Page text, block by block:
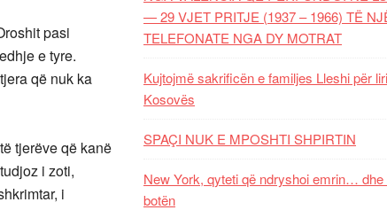
pasi
e tyre.
që nuk ka
tjerëve që kanë
i zoti,
i
— 29 VJET PRITJE (1937 – 1966) TË
TELEFONATE NGA DY MOTRAT
Kujtojmë sakrificën e familjes Lleshi për
Kosovës
SPAÇI NUK E MPOSHTI SHPIRTIN
New York, qyteti që ndryshoi emrin…
botën